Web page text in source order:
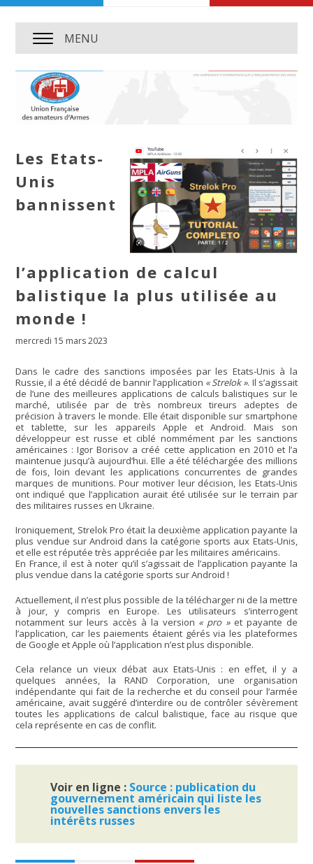
MENU
Les Etats-
Unis
bannissent
l’application de calcul
balistique la plus utilisée au
monde !
mercredi 15 mars 2023
Dans le cadre des sanctions imposées par les Etats-Unis à la
Russie, il a été décidé de bannir l’application « Strelok ». Il s’agissait
de l’une des meilleures applications de calculs balistiques sur le
marché, utilisée par de très nombreux tireurs adeptes de
précision à travers le monde. Elle était disponible sur smartphone
et tablette, sur les appareils Apple et Android. Mais son
développeur est russe et ciblé nommément par les sanctions
américaines : Igor Borisov a créé cette application en 2010 et l’a
maintenue jusqu’à aujourd’hui. Elle a été téléchargée des millions
de fois, loin devant les applications concurrentes de grandes
marques de munitions. Pour motiver leur décision, les Etats-Unis
ont indiqué que l’application aurait été utilisée sur le terrain par
des militaires russes en Ukraine.
Ironiquement, Strelok Pro était la deuxième application payante la
plus vendue sur Android dans la catégorie sports aux Etats-Unis,
et elle est réputée très appréciée par les militaires américains.
En France, il est à noter qu’il s’agissait de l’application payante la
plus vendue dans la catégorie sports sur Android !
Actuellement, il n’est plus possible de la télécharger ni de la mettre
à jour, y compris en Europe. Les utilisateurs s’interrogent
notamment sur leurs accès à la version « pro »et payante de
l’application, car les paiements étaient gérés via les plateformes
de Google et Apple où l’application n’est plus disponible.
Cela relance un vieux débat aux Etats-Unis : en effet, il y a
quelques années, la RAND Corporation, une organisation
indépendante qui fait de la recherche et du conseil pour l’armée
américaine, avait suggéré d’interdire ou de contrôler sévèrement
toutes les applications de calcul balistique, face au risque que
cela représente en cas de conflit.
Voir en ligne : Source : publication du
gouvernement américain qui liste les
nouvelles sanctions envers les
intérêts russes